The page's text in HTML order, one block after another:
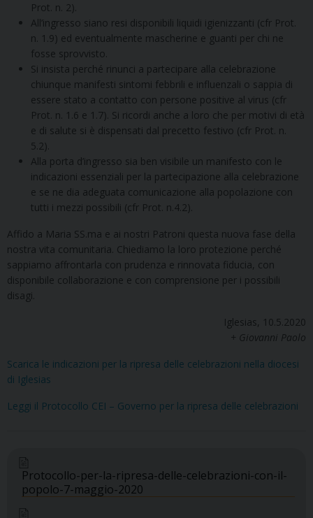
Prot. n. 2).
All’ingresso siano resi disponibili liquidi igienizzanti (cfr Prot.
n. 1.9) ed eventualmente mascherine e guanti per chi ne
fosse sprovvisto.
Si insista perché rinunci a partecipare alla celebrazione
chiunque manifesti sintomi febbrili e influenzali o sappia di
essere stato a contatto con persone positive al virus (cfr
Prot. n. 1.6 e 1.7). Si ricordi anche a loro che per motivi di età
e di salute si è dispensati dal precetto festivo (cfr Prot. n.
5.2).
Alla porta d’ingresso sia ben visibile un manifesto con le
indicazioni essenziali per la partecipazione alla celebrazione
e se ne dia adeguata comunicazione alla popolazione con
tutti i mezzi possibili (cfr Prot. n.4.2).
Affido a Maria SS.ma e ai nostri Patroni questa nuova fase della
nostra vita comunitaria. Chiediamo la loro protezione perché
sappiamo affrontarla con prudenza e rinnovata fiducia, con
disponibile collaborazione e con comprensione per i possibili
disagi.
Iglesias, 10.5.2020
+ Giovanni Paolo
Scarica le indicazioni per la ripresa delle celebrazioni nella diocesi
di Iglesias
Leggi il Protocollo CEI – Governo per la ripresa delle celebrazioni
Protocollo-per-la-ripresa-delle-celebrazioni-con-il-
popolo-7-maggio-2020